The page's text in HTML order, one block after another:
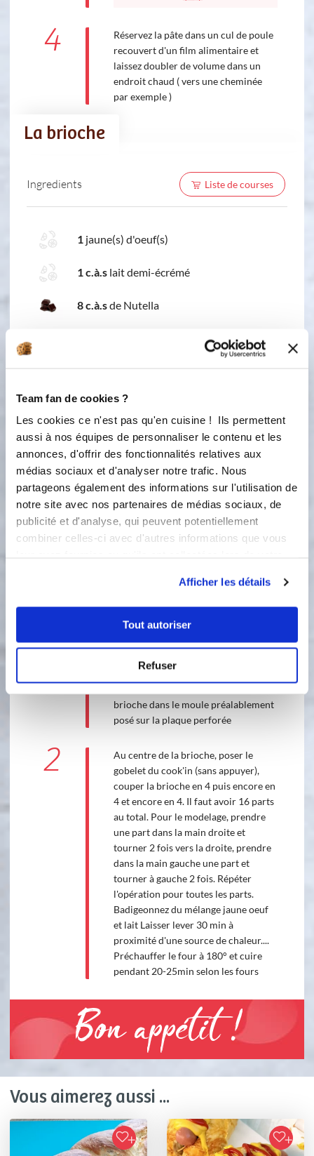
Team fan de cookies ?
Les cookies ce n'est pas qu'en cuisine ! Ils permettent
aussi à nos équipes de personnaliser le contenu et les
annonces, d'offrir des fonctionnalités relatives aux
médias sociaux et d'analyser notre trafic. Nous
partageons également des informations sur l'utilisation de
notre site avec nos partenaires de médias sociaux, de
publicité et d'analyse, qui peuvent potentiellement
combiner celles-ci avec d'autres informations que vous
Afficher les détails
Tout autoriser
Refuser
4
Réservez la pâte dans un cul de poule
recouvert d'un film alimentaire et
laissez doubler de volume dans un
endroit chaud ( vers une cheminée
par exemple )
La brioche
Ingredients Liste de courses
1 jaune(s) d'oeuf(s)
1 c.à.s lait demi-écrémé
8 c.à.sde Nutella
2 étapes
1
Lorsque la pâte a doublé de volume, la
poser sur votre roul'pat : dégazez là et
2mm et étaler la pâte à tartiner (ou
doigt avec de la'eau Faire de même
avec le 2éme et 3ème paton qu'il faut
dernier paton, ne surtout pas mettre
brioche dans le moule préalablement
posé sur la plaque perforée
2
Au centre de la brioche, poser le
gobelet du cook'in (sans appuyer),
couper la brioche en 4 puis encore en
4 et encore en 4. Il faut avoir 16 parts
au total. Pour le modelage, prendre
une part dans la main droite et
tourner 2 fois vers la droite, prendre
dans la main gauche une part et
tourner à gauche 2 fois. Répéter
l'opération pour toutes les parts.
Badigeonnez du mélange jaune oeuf
et lait Laisser lever 30 min à
proximité d'une source de chaleur....
Préchauffer le four à 180° et cuire
pendant 20-25min selon les fours
Bon appétit !
Vous aimerez aussi ...